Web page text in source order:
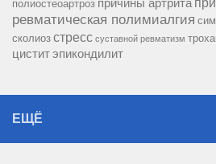
полиостеоартроз причины артрита
ревматическая полимиалгия
сколиоз стресс суставной ревматизм
циститэпикондилит
ЕЩЁ